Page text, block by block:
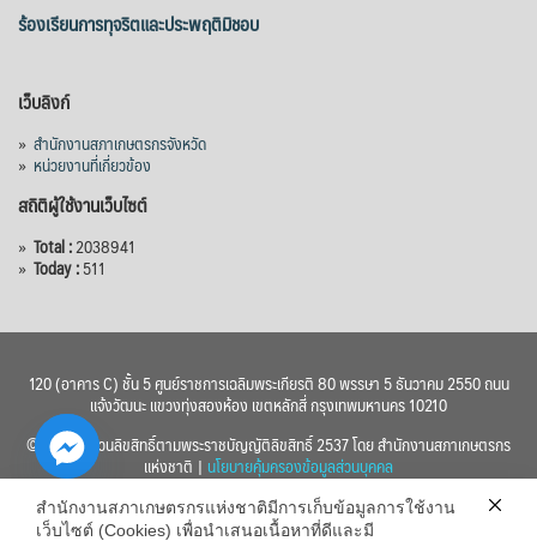
ชลประทานกว่า 87,700 ไร่ เพิ่ม
View on Facebook
ร้องเรียนการทุจริตและประพฤติมิชอบ
เว็บลิงก์
» สำนักงานสภาเกษตรกรจังหวัด
» หน่วยงานที่เกี่ยวข้อง
สถิติผู้ใช้งานเว็บไซต์
» Total :2038941
» Today :511
120 (อาคาร C) ชั้น 5 ศูนย์ราชการเฉลิมพระเกียรติ 80 พรรษา 5 ธันวาคม 2550 ถนน
แจ้งวัฒนะ แขวงทุ่งสองห้อง เขตหลักสี่ กรุงเทพมหานคร 10210
© 2560 สงวนลิขสิทธิ์ตามพระราชบัญญัติลิขสิทธิ์ 2537 โดย สำนักงานสภาเกษตรกร
แห่งชาติ | นโยบายคุ้มครองข้อมูลส่วนบุคคล
สำนักงานสภาเกษตรกรแห่งชาติมีการเก็บข้อมูลการใช้งาน
เว็บไซต์ (Cookies) เพื่อนำเสนอเนื้อหาที่ดีและมี